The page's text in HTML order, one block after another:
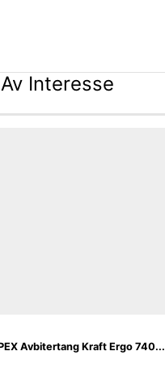
Interesse
Avbitertang Kraft Ergo 740...